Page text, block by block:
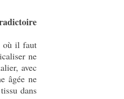
où il faut
ne
avec
âgée ne
dans